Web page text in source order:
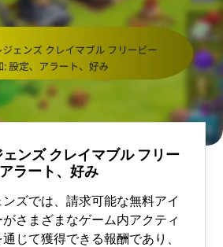
ンズ クレイマブル フリー
ラート、好み
ズでは、請求可能な無料アイ
さまざまなゲーム内アクティ
じて獲得できる報酬であり、